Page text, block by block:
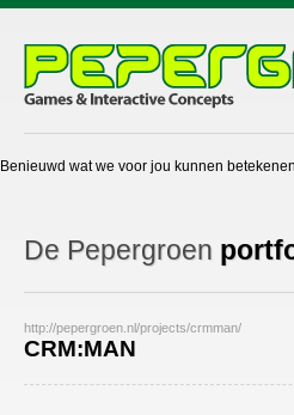
De Pepergroen
Benieuwd wat we voor jou kunnen
http://pepergroen.nl/projects/crmman/
CRM:MAN